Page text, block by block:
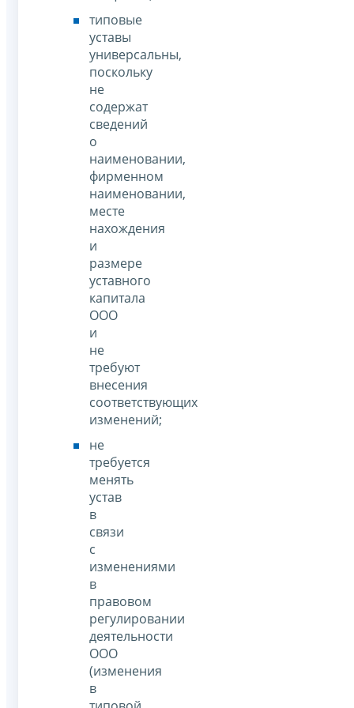
типовые
уставы
универсальны,
поскольку
не
содержат
сведений
о
наименовании,
фирменном
наименовании,
месте
нахождения
и
размере
уставного
капитала
ООО
и
не
требуют
внесения
соответствующих
изменений;
не
требуется
менять
устав
в
связи
с
изменениями
в
правовом
регулировании
деятельности
ООО
(изменения
в